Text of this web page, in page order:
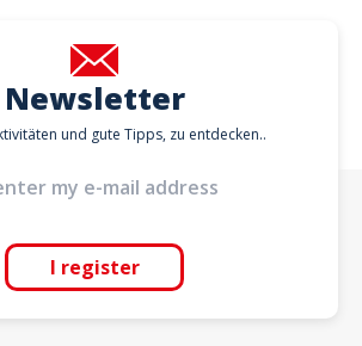
Newsletter
und gute Tipps, zu entdecken..
I register